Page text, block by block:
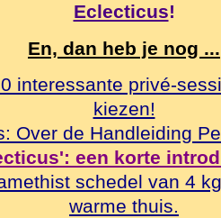
Eclecticus!
En, dan heb je nog ...
interessante privé-
kiezen!
Over de Handleiding
een korte
schedel van 4
warme thuis.